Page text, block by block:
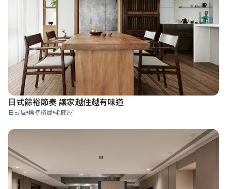
日式餘裕節奏 讓家越住越有味道
日式風 標準格局 毛胚屋